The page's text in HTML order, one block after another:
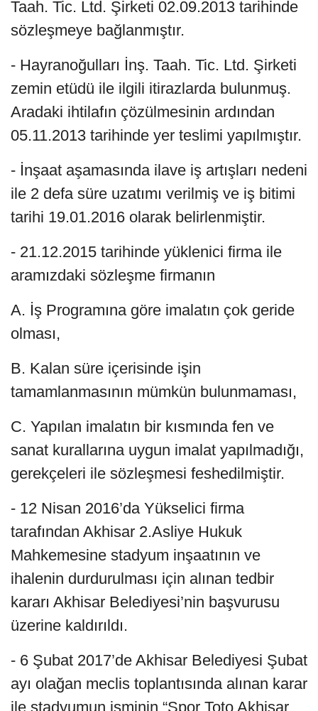
Taah. Tic. Ltd. Şirketi 02.09.2013 tarihinde
sözleşmeye bağlanmıştır.
- Hayranoğulları İnş. Taah. Tic. Ltd. Şirketi
zemin etüdü ile ilgili itirazlarda bulunmuş.
Aradaki ihtilafın çözülmesinin ardından
05.11.2013 tarihinde yer teslimi yapılmıştır.
- İnşaat aşamasında ilave iş artışları nedeni
ile 2 defa süre uzatımı verilmiş ve iş bitimi
tarihi 19.01.2016 olarak belirlenmiştir.
- 21.12.2015 tarihinde yüklenici firma ile
aramızdaki sözleşme firmanın
A. İş Programına göre imalatın çok geride
olması,
B. Kalan süre içerisinde işin
tamamlanmasının mümkün bulunmaması,
C. Yapılan imalatın bir kısmında fen ve
sanat kurallarına uygun imalat yapılmadığı,
gerekçeleri ile sözleşmesi feshedilmiştir.
- 12 Nisan 2016’da Yükselici firma
tarafından Akhisar 2.Asliye Hukuk
Mahkemesine stadyum inşaatının ve
ihalenin durdurulması için alınan tedbir
kararı Akhisar Belediyesi’nin başvurusu
üzerine kaldırıldı.
- 6 Şubat 2017’de Akhisar Belediyesi Şubat
ayı olağan meclis toplantısında alınan karar
ile stadyumun isminin “Spor Toto Akhisar